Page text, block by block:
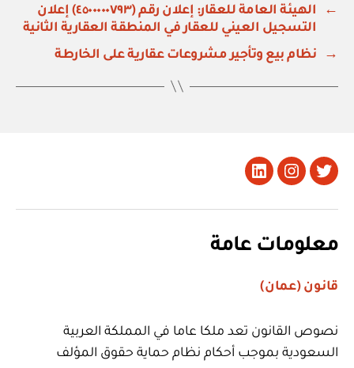
←
الهيئة العامة للعقار: إعلان رقم (٤٥٠٠٠٠٠٧٩٣) إعلان
التسجيل العيني للعقار في المنطقة العقارية الثانية
→
نظام بيع وتأجير مشروعات عقارية على الخارطة
تويتر Instagram
LinkedIn
معلومات عامة
قانون (عمان)
نصوص القانون تعد ملكا عاما في المملكة العربية
السعودية بموجب أحكام نظام حماية حقوق المؤلف